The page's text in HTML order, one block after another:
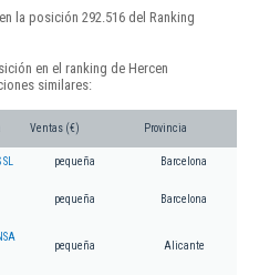
la posición 292.516 del Ranking
en el ranking de Hercen
similares:
Ventas (€) Provincia
pequeña Barcelona
pequeña Barcelona
pequeña Alicante